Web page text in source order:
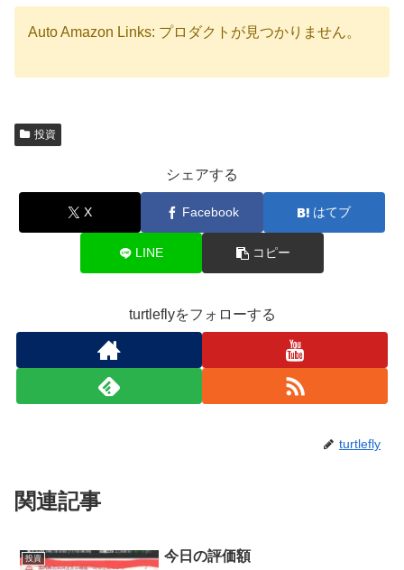
Auto Amazon Links: プロダクトが見つかりません。
投資
シェアする
X Facebook はてブ
LINE コピー
turtleflyをフォローする
turtlefly
関連記事
投資 今日の評価額